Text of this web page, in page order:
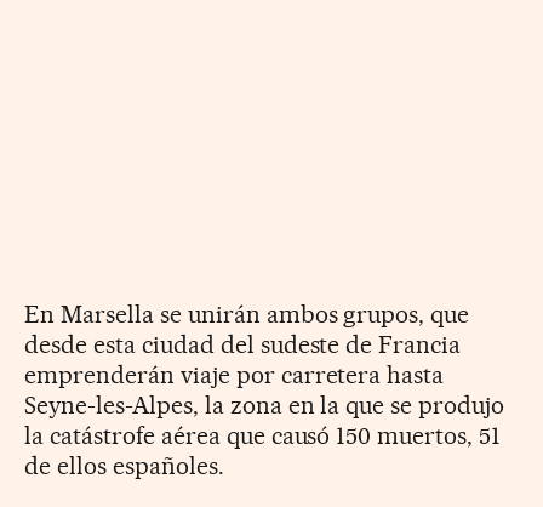
En Marsella se unirán ambos grupos, que
desde esta ciudad del sudeste de Francia
emprenderán viaje por carretera hasta
Seyne-les-Alpes, la zona en la que se produjo
la catástrofe aérea que causó 150 muertos, 51
de ellos españoles.